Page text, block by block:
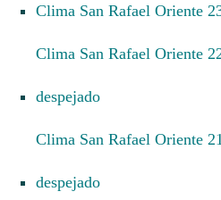
Clima San Rafael Oriente
Clima San Rafael Oriente 22 enero 2026 cielo
despejado
Clima San Rafael Oriente 21 enero 2026 cielo
despejado